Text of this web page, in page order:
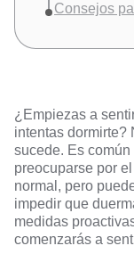
Consejos
¿Empiezas a
intentas dormirte?
sucede. Es
preocuparse por
normal, pero
impedir que
medidas
comenzarás a